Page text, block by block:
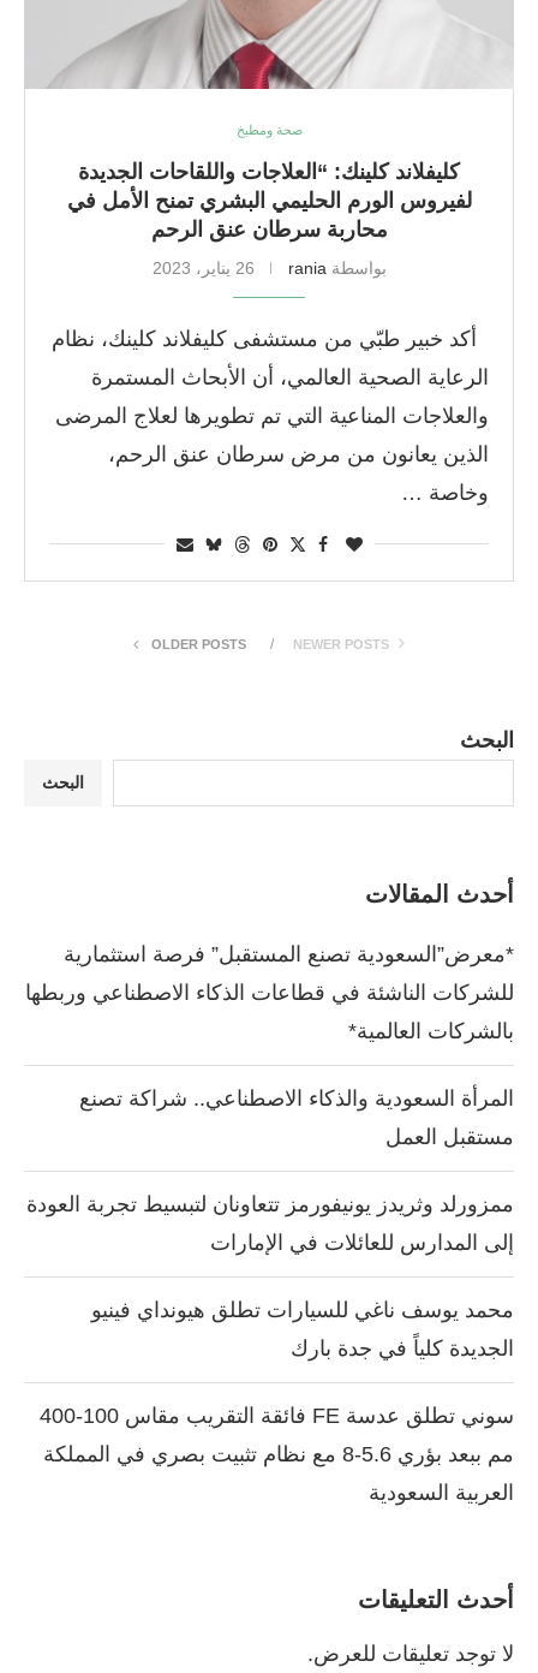
صحة ومطبخ
كليفلاند كلينك: “العلاجات واللقاحات الجديدة
لفيروس الورم الحليمي البشري تمنح الأمل في
محاربة سرطان عنق الرحم
بواسطة rania 26 يناير، 2023
أكد خبير طبّي من مستشفى كليفلاند كلينك، نظام
الرعاية الصحية العالمي، أن الأبحاث المستمرة
والعلاجات المناعية التي تم تطويرها لعلاج المرضى
الذين يعانون من مرض سرطان عنق الرحم،
وخاصة …
NEWER POSTS
OLDER POSTS
البحث
البحث
أحدث المقالات
*معرض”السعودية تصنع المستقبل” فرصة استثمارية
للشركات الناشئة في قطاعات الذكاء الاصطناعي وربطها
بالشركات العالمية*
المرأة السعودية والذكاء الاصطناعي.. شراكة تصنع
مستقبل العمل
ممزورلد وثريدز يونيفورمز تتعاونان لتبسيط تجربة العودة
إلى المدارس للعائلات في الإمارات
محمد يوسف ناغي للسيارات تطلق هيونداي فينيو
الجديدة كلياً في جدة بارك
سوني تطلق عدسة FE فائقة التقريب مقاس 100-400
مم ببعد بؤري 5.6-8 مع نظام تثبيت بصري في المملكة
العربية السعودية
أحدث التعليقات
لا توجد تعليقات للعرض.